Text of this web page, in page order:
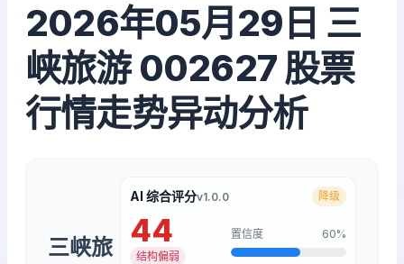
2026年05月29日 三
峡旅游 002627 股票
行情走势异动分析
三峡旅
AI 综合评分v1.0.0 降级
44
结构偏弱
置信度 60%